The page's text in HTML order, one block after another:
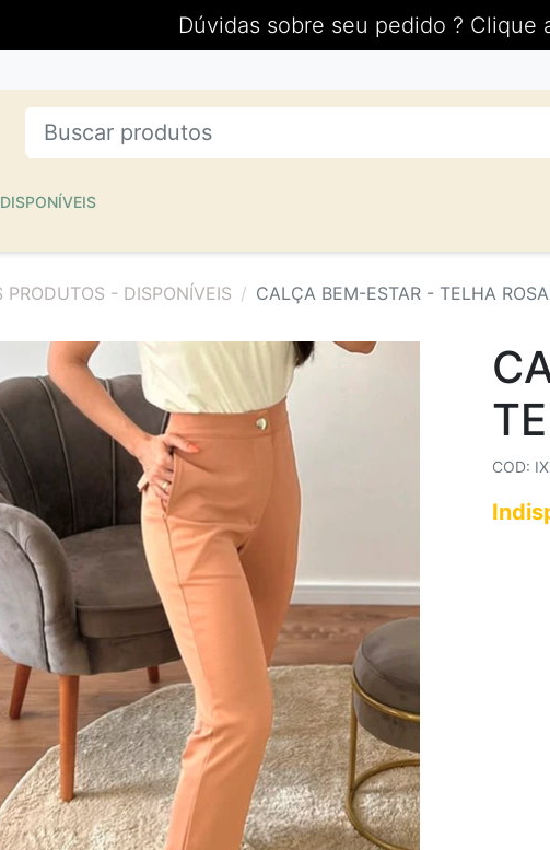
Dúvidas sobre seu pedido ? Clique
PRODUTOS - DISPONÍVEIS CALÇA BEM-ESTAR - TELHA
COD: